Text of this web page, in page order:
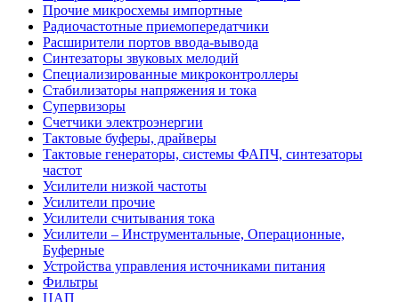
Прочие микросхемы импортные
Радиочастотные приемопередатчики
Расширители портов ввода-вывода
Синтезаторы звуковых мелодий
Специализированные микроконтроллеры
Стабилизаторы напряжения и тока
Супервизоры
Счетчики электроэнергии
Тактовые буферы, драйверы
Тактовые генераторы, системы ФАПЧ, синтезаторы
частот
Усилители низкой частоты
Усилители прочие
Усилители считывания тока
Усилители – Инструментальные, Операционные,
Буферные
Устройства управления источниками питания
Фильтры
ЦАП